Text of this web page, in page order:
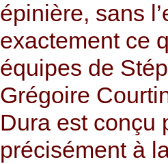
épinière, sans
exactement ce
équipes de
Grégoire
Dura est conçu
précisément à